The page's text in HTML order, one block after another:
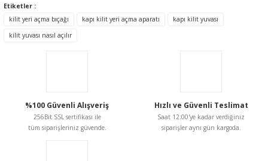
Görüş ve önerileriniz için teşekkür ederiz.
Ürün resmi kalitesiz, bozuk veya görüntülenemiyor.
Bu ürüne benzer farklı alternatifler olmalı.
Etiketler :
kilit yeri açma bıçağı
kapı kilit yeri açma aparatı
kapı kilit yuvası
kilit yuvası nasıl açılır
%100 Güvenli Alışveriş
256Bit SSL sertifikası ile
tüm siparişleriniz güvende.
Hızlı ve Güvenli Teslimat
Saat 12:00'ye kadar verdiğiniz
siparişler aynı gün kargoda.